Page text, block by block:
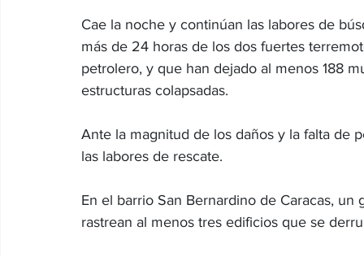
Cae la noche y continúan las labores de
más de 24 horas de los dos fuertes
petrolero, y que han dejado al menos 188
estructuras colapsadas.
Ante la magnitud de los daños y la falta de
las labores de rescate.
En el barrio San Bernardino de Caracas,
rastrean al menos tres edificios que se